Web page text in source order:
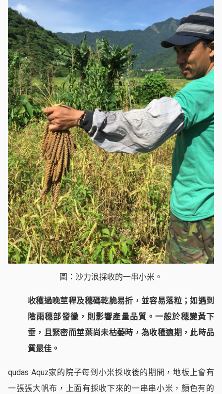
圖：沙力浪採收的一串小米。
收穫過晚莖稈及穗碼乾脆易折，並容易落粒；如遇到
陰雨穗部發黴，則影響產量品質。一般於穗變黃下
垂，且緊密而莖葉尚未枯萎時，為收穫適期，此時品
質最佳。
qudas Aquz家的院子每到小米採收後的期間，地板上會有
一張張大帆布，上面有採收下來的一串串小米，顏色有的